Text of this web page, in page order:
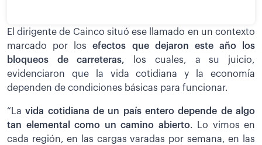
El dirigente de Cainco situó ese llamado en un contexto
marcado por losefectos que dejaron este año los
bloqueos de carreteras, los cuales, a su juicio,
evidenciaron que la vida cotidiana y la economía
dependen de condiciones básicas para funcionar.
“La vida cotidiana de un país entero depende de algo
tan elemental como un camino abierto. Lo vimos en
cada región, en las cargas varadas por semana, en las